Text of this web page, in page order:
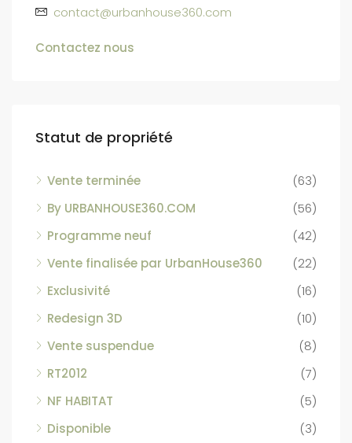
contact@urbanhouse360.com
Contactez nous
Statut de propriété
Vente terminée
(63)
By URBANHOUSE360.COM
(56)
Programme neuf
(42)
Vente finalisée par UrbanHouse360
(22)
Exclusivité
(16)
Redesign 3D
(10)
Vente suspendue
(8)
RT2012
(7)
NF HABITAT
(5)
Disponible
(3)